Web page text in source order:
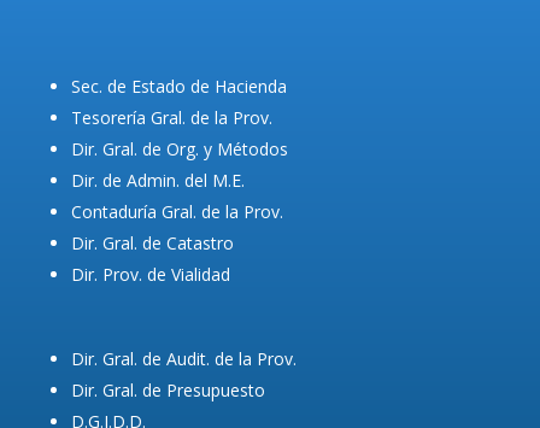
Sec. de Estado de Hacienda
Tesorería Gral. de la Prov.
Dir. Gral. de Org. y Métodos
Dir. de Admin. del M.E.
Contaduría Gral. de la Prov.
Dir. Gral. de Catastro
Dir. Prov. de Vialidad
Dir. Gral. de Audit. de la Prov.
Dir. Gral. de Presupuesto
D.G.I.D.D.